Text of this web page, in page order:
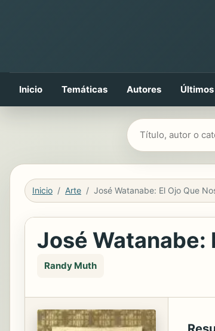
Inicio Temáticas Autores
Buscar libros
Inicio Arte
José Watanabe:
Randy Muth